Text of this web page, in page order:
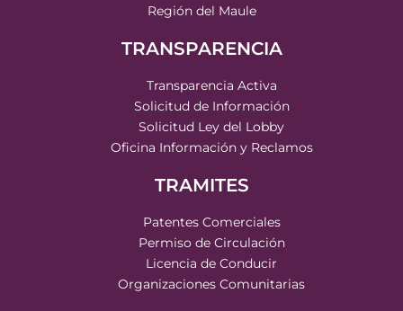
Región del Maule
TRANSPARENCIA
Transparencia Activa
Solicitud de Información
Solicitud Ley del Lobby
Oficina Información y Reclamos
TRAMITES
Patentes Comerciales
Permiso de Circulación
Licencia de Conducir
Organizaciones Comunitarias